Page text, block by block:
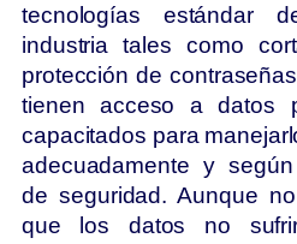
tecnologías estándar
industria tales como
protección de
tienen acceso a datos
capacitados para
adecuadamente y
de seguridad. Aunque
que los datos no